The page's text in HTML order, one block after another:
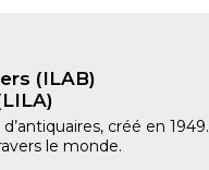
(ILAB)
créé en 1949.
le monde.